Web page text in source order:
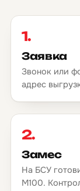
1.
Заявка
Звонок или
адрес
2.
Замес
На БСУ
М100.